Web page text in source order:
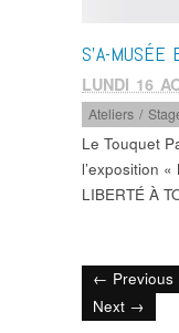
S’A-MUSÉE
LUNDI 16
Ateliers /
Le Touquet
l’exposition
LIBERTÉ À
← Previous
Next →